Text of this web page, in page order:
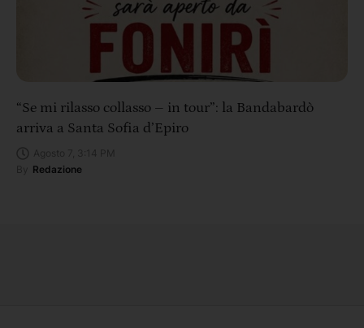
“Se mi rilasso collasso – in tour”: la Bandabardò
arriva a Santa Sofia d’Epiro
Redazione